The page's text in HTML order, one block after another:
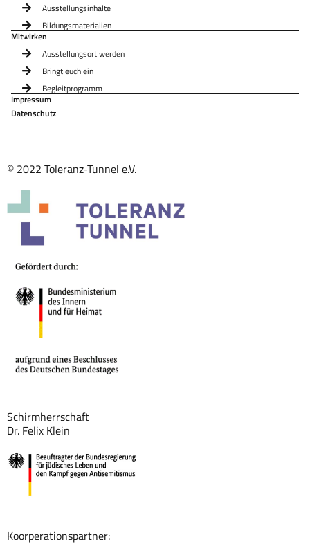
Ausstellungsinhalte
Bildungsmaterialien
Mitwirken
Ausstellungsort werden
Bringt euch ein
Begleitprogramm
Impressum
Datenschutz
© 2022 Toleranz-Tunnel e.V.
Schirmherrschaft
Dr. Felix Klein
Koorperationspartner: